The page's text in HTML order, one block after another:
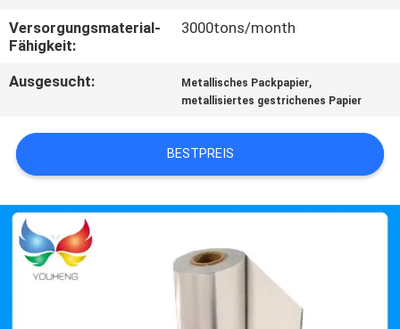
UNS
IN
VERBINDUNG
NACHRICHTEN
SIE EIN
ZITAT
Versorgungsmaterial-
Fähigkeit:
3000tons/month
Ausgesucht: Metallisches Packpapier,
metallisiertes gestrichenes Papier
BESTPREIS